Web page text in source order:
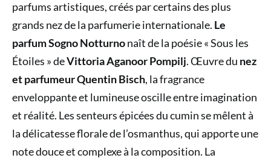
parfums artistiques, créés par certains des plus
grands nez de la parfumerie internationale. Le
parfum Sogno Notturnonaît de la poésie « Sous les
Étoiles » deVittoria Aganoor Pompilj. Œuvre du nez
et parfumeur Quentin Bisch, la fragrance
enveloppante et lumineuse oscille entre imagination
et réalité. Les senteurs épicées du cumin se mêlent à
la délicatesse florale de l’osmanthus, qui apporte une
note douce et complexe à la composition. La